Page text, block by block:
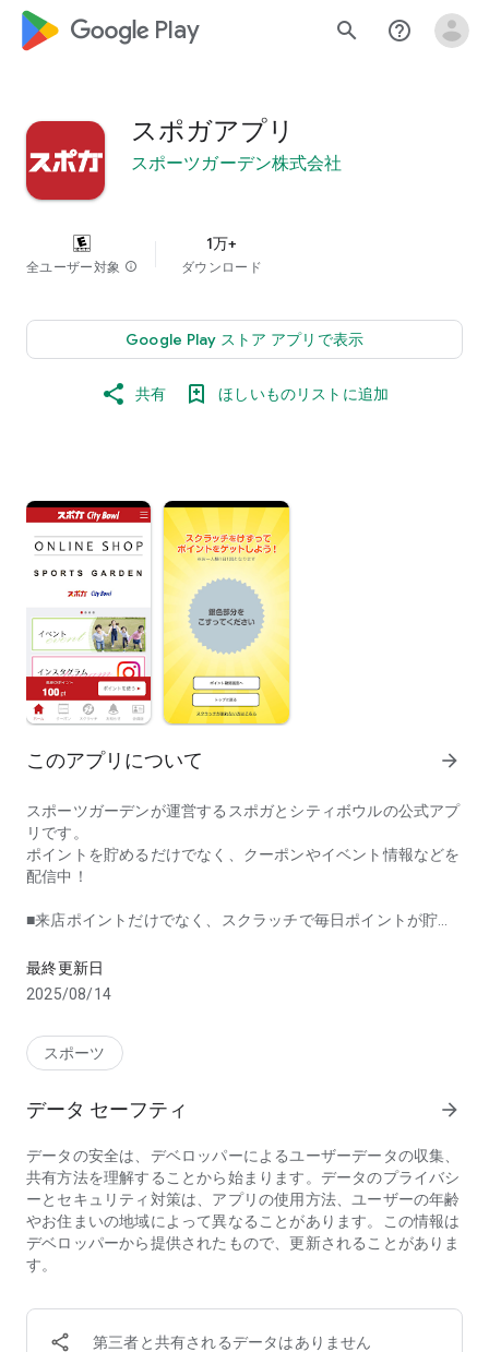
google_logo Play search help_outline
スポガアプリ
スポーツガーデン株式会社
全ユーザー対象 info
1万+
ダウンロード
Google Play ストア アプリで表示
共有 ほしいものリストに追加
このアプリについて arrow_forward
スポーツガーデンが運営するスポガとシティボウルの公式アプ
リです。
ポイントを貯めるだけでなく、クーポンやイベント情報などを
配信中！
■来店ポイントだけでなく、スクラッチで毎日ポイントが貯ま
ます。
■楽しいイベント情報などもプッシュ通知からゲット！
最終更新日
2025/08/14
スポーツ
データ セーフティ arrow_forward
データの安全は、デベロッパーによるユーザーデータの収集、
共有方法を理解することから始まります。データのプライバシ
ーとセキュリティ対策は、アプリの使用方法、ユーザーの年齢
やお住まいの地域によって異なることがあります。この情報は
デベロッパーから提供されたもので、更新されることがありま
す。
第三者と共有されるデータはありません